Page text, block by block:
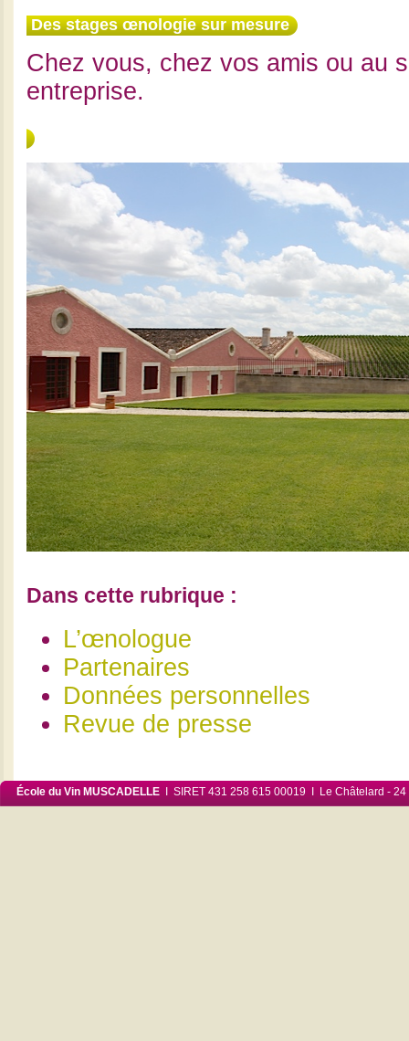
Des stages œnologie sur mesure
Chez vous, chez vos amis ou au
entreprise.
Dans cette rubrique :
L’œnologue
Partenaires
Données personnelles
Revue de presse
École du Vin MUSCADELLEI SIRET 431 258 615 00019 I Le Châtelard - 24